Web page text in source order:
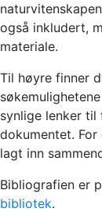
også inkludert,
materiale.
Til høyre finner
synlige lenker
dokumentet.
lagt inn
Bibliografien er
bibliotek.